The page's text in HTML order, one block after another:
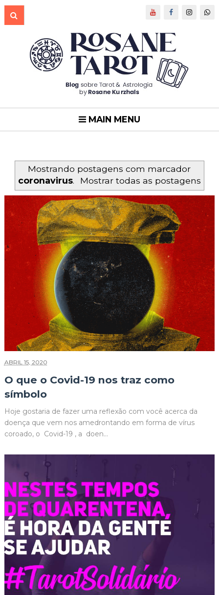
MAIN MENU
Mostrando postagens com marcador
coronavirus. Mostrar todas as postagens
ABRIL 15, 2020
O que o Covid-19 nos traz como
símbolo
Hoje gostaria de fazer uma reflexão com você acerca da
doença que vem nos amedrontando em forma de vírus
coroado, o Covid-19 , a doen...